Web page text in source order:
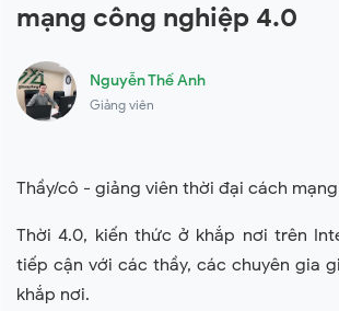
mạng công nghiệp 4.0
Nguyễn Thế Anh
Giảng viên
Thầy/cô - giảng viên thời đại cách
Thời 4.0, kiến thức ở khắp nơi trên
tiếp cận với các thầy, các chuyên gia
khắp nơi.